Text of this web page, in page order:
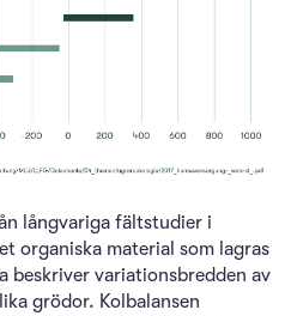
långvariga fältstudier i
organiska material som lagras
beskriver variationsbredden av
grödor. Kolbalansen